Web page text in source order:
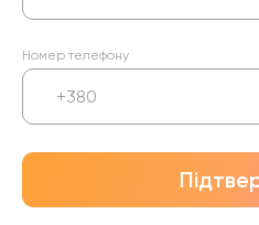
Номер телефону